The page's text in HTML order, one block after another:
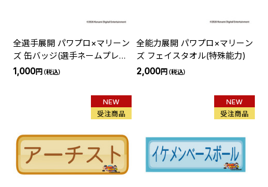
全選手展開 パワプロ×マリーン
ズ 缶バッジ(選手ネームプレー
ト)
1,000円（税込）
全能力展開 パワプロ×マリーン
ズ フェイスタオル(特殊能力)
2,000円（税込）
NEW
受注商品
NEW
受注商品